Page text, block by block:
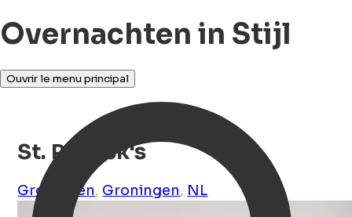
Overnachten in Stijl
Ouvrir le menu principal
St. Patrick's
Groningen, Groningen, NL